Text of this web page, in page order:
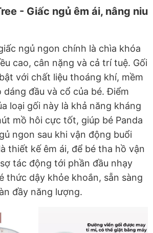
- Giấc ngủ êm ái, nâng niu
ngủ ngon chính là chìa khóa
cao, cân nặng và cả trí tuệ. Gối
với chất liệu thoáng khí, mềm
dáng đầu và cổ của bé. Điểm
loại gối này là khả năng kháng
mồ hôi cực tốt, giúp bé Panda
ngon sau khi vận động buổi
thiết kế êm ái, để bé tha hồ vận
tác động tới phần đầu nhạy
thức dậy khỏe khoắn, sẵn sàng
đầy năng lượng.